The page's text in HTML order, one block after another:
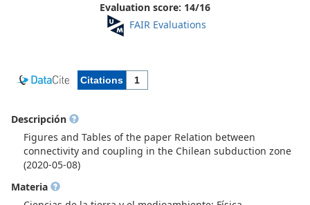
Evaluation score: 14/16
FAIR Evaluations
Descripción
Figures and Tables of the paper Relation between
connectivity and coupling in the Chilean subduction zone
(2020-05-08)
Materia